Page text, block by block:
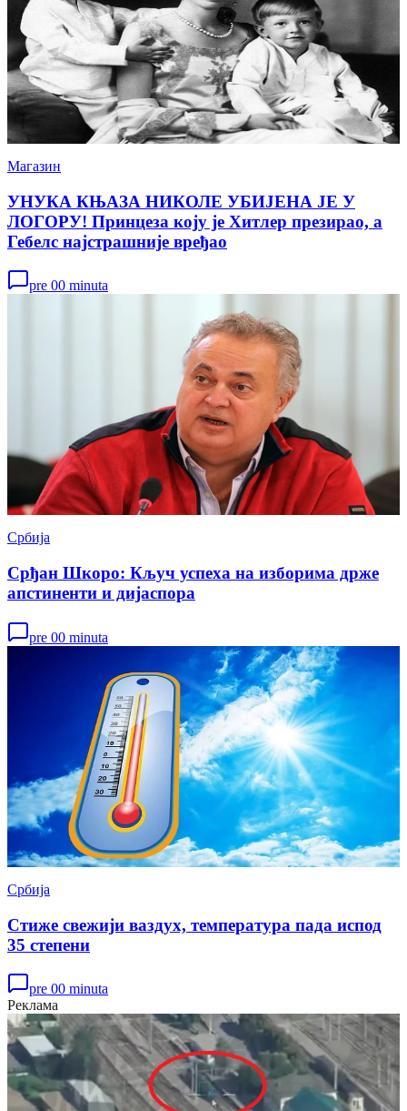
Магазин
УНУКА КЊАЗА НИКОЛЕ УБИЈЕНА ЈЕ У
ЛОГОРУ! Принцеза коју је Хитлер презирао, а
Гебелс најстрашније вређао
pre 00 minuta
Србија
Срђан Шкоро: Кључ успеха на изборима држе
апстиненти и дијаспора
pre 00 minuta
Србија
Стиже свежији ваздух, температура пада испод
35 степени
pre 00 minuta
Реклама